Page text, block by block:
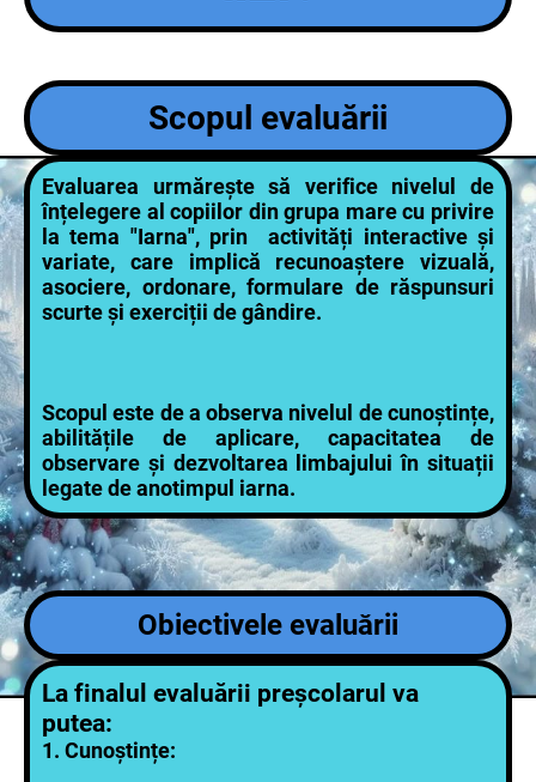
Scopul evaluării
Evaluarea urmărește să verifice nivelul de
înțelegere al copiilor din grupa mare cu privire
la tema "Iarna", prin activități interactive și
variate, care implică recunoaștere vizuală,
asociere, ordonare, formulare de răspunsuri
scurte și exerciții de gândire.
Scopul este de a observa nivelul de cunoștințe,
abilitățile de aplicare, capacitatea de
observare și dezvoltarea limbajului în situații
legate de anotimpul iarna.
Obiectivele evaluării
La finalul evaluării preșcolarul va
putea:
1. Cunoștințe: